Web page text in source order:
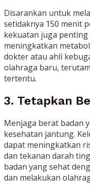
Disarankan untuk
setidaknya 150 menit
kekuatan juga
meningkatkan
dokter atau ahli
olahraga baru,
tertentu.
3. Tetapkan
Menjaga berat badan
kesehatan jantung.
dapat meningkatkan
dan tekanan darah
badan yang sehat
dan melakukan